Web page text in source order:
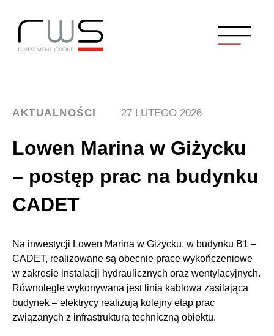
AKTUALNOŚCI 27 LUTEGO 2026
Lowen Marina w Giżycku
– postęp prac na budynku
CADET
Na inwestycji Lowen Marina w Giżycku, w budynku B1 –
CADET, realizowane są obecnie prace wykończeniowe
w zakresie instalacji hydraulicznych oraz wentylacyjnych.
Równolegle wykonywana jest linia kablowa zasilająca
budynek – elektrycy realizują kolejny etap prac
związanych z infrastrukturą techniczną obiektu.